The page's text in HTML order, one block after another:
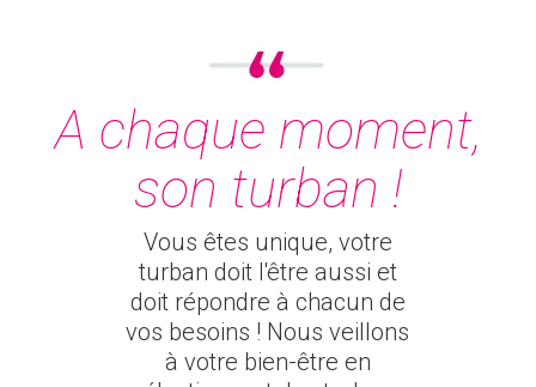
A chaque moment,
son turban !
Vous êtes unique, votre
turban doit l'être aussi et
doit répondre à chacun de
vos besoins ! Nous veillons
à votre bien-être en